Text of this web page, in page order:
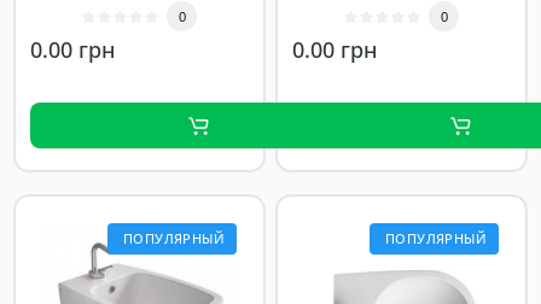
0
0.00 грн
0
0.00 грн
ПОПУЛЯРНЫЙ ПОПУЛЯРНЫЙ